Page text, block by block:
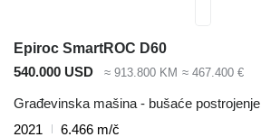
Epiroc SmartROC D60
540.000 USD
≈ 913.800 KM ≈ 467.400 €
Građevinska mašina - bušaće postrojenje
2021
6.466 m/č